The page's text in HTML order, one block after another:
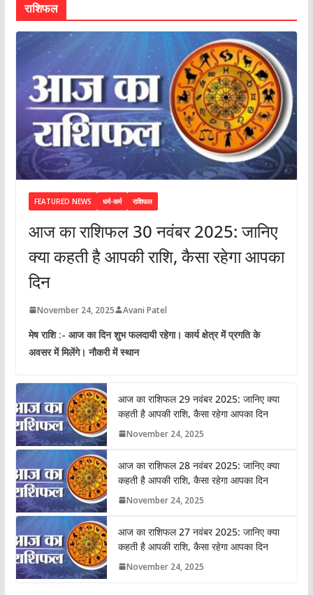
राशिफल
FEATURED NEWS धर्म-कर्म राशिफल
आज का राशिफल 30 नवंबर 2025: जानिए
क्या कहती है आपकी राशि, कैसा रहेगा आपका
दिन
November 24, 2025 Avani Patel
मेष राशि :- आज का दिन शुभ फलदायी रहेगा। कार्य क्षेत्र में प्रगति के
अवसर में मिलेंगे। नौकरी में स्थान
आज का राशिफल 29 नवंबर 2025: जानिए क्या
कहती है आपकी राशि, कैसा रहेगा आपका दिन
November 24, 2025
आज का राशिफल 28 नवंबर 2025: जानिए क्या
कहती है आपकी राशि, कैसा रहेगा आपका दिन
November 24, 2025
आज का राशिफल 27 नवंबर 2025: जानिए क्या
कहती है आपकी राशि, कैसा रहेगा आपका दिन
November 24, 2025